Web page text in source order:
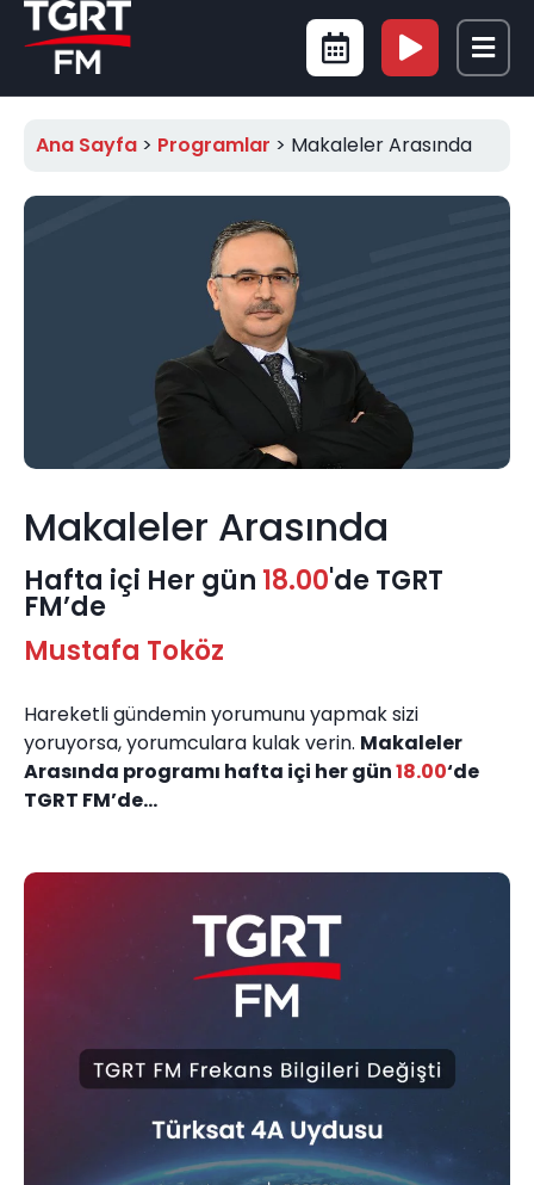
Ana Sayfa > Programlar > Makaleler Arasında
Makaleler Arasında
Hafta içi Her gün 18.00'de TGRT
FM’de
Mustafa Toköz
Hareketli gündemin yorumunu yapmak sizi
yoruyorsa, yorumculara kulak verin. Makaleler
Arasında programı hafta içi her gün18.00‘de
TGRT FM’de…